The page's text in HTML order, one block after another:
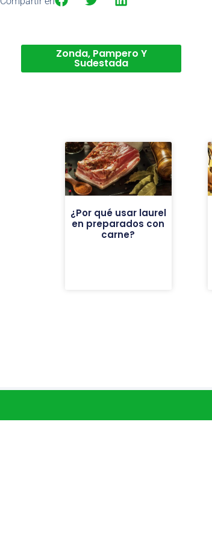
Zonda, Pampero Y
Sudestada
¿Por qué usar laurel
en preparados con
carne?